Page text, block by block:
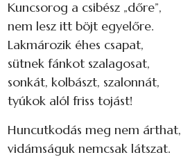
Kuncsorog a csibész „dőre”,
nem lesz itt böjt egyelőre.
Lakmározik éhes csapat,
sütnek fánkot szalagosat,
sonkát, kolbászt, szalonnát,
tyúkok alól friss tojást!
Huncutkodás meg nem árthat,
vidámságuk nemcsak látszat.